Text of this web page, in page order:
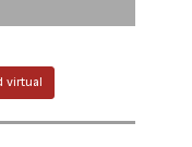
virtual